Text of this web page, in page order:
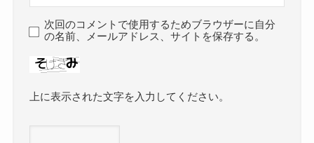
次回のコメントで使用するためブラウザーに自分
の名前、メールアドレス、サイトを保存する。
上に表示された文字を入力してください。